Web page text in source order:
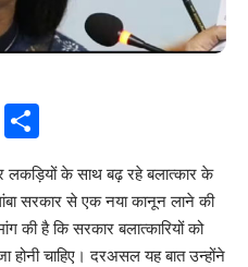
Copy
Linkके साथ बढ़ रहे बलात्कार के
सरकार से एक नया कानून लाने की
की है कि सरकार बलात्कारियों को
होनी चाहिए। दरअसल यह बात उन्होंने